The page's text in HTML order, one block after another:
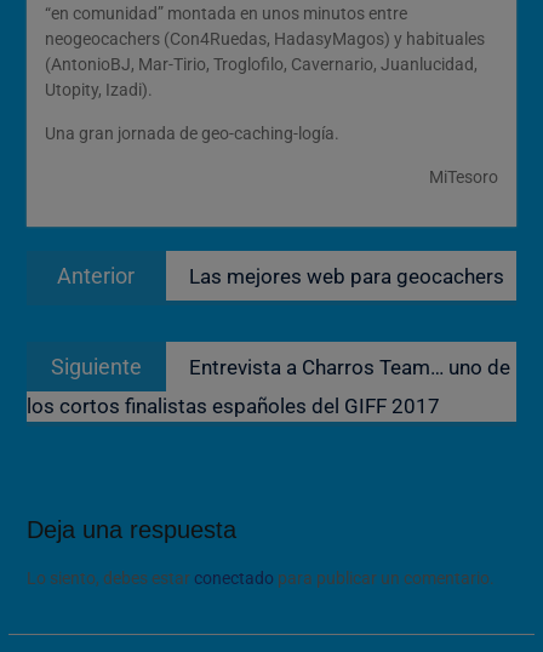
“en comunidad” montada en unos minutos entre
neogeocachers (Con4Ruedas, HadasyMagos) y habituales
(AntonioBJ, Mar-Tirio, Troglofilo, Cavernario, Juanlucidad,
Utopity, Izadi).
Una gran jornada de geo-caching-logía.
MiTesoro
Anterior
anterior:
Las mejores web para geocachers
Siguiente
Entrada
siguiente:
Entrevista a Charros Team… uno de
los cortos finalistas españoles del GIFF 2017
Deja una respuesta
Lo siento, debes estar conectado para publicar un comentario.